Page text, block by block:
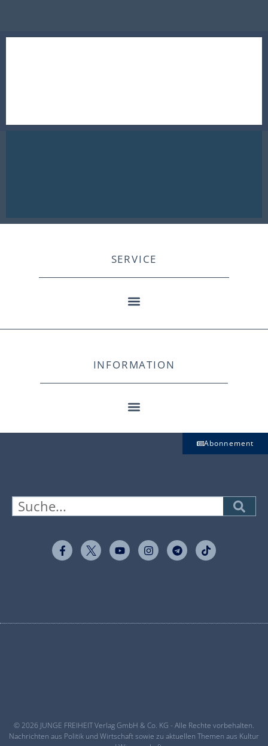
SERVICE
INFORMATION
Abonnement
© 2026 JUNGE FREIHEIT Verlag GmbH & Co. KG - Alle Rechte vorbehalten.
Nachrichten aus Politik und Wirtschaft sowie zu aktuellen Themen aus Kultur